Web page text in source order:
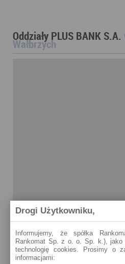
Oddziały PLUS BANK S.A.
Wałbrzych
Drogi Użytkowniku,
Informujemy, że spółka
Rankomat Sp. z o. o. Sp. k.), jako
technologię cookies. Prosimy o
informacjami: